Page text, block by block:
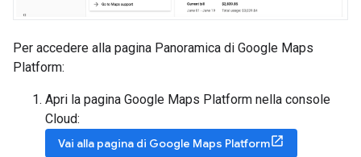
Per accedere alla pagina Panoramica di Google Maps
Platform:
Apri la pagina Google Maps Platform nella console
Cloud:
Vai alla pagina di Google Maps Platform